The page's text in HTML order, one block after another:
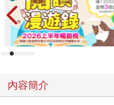
內容簡介